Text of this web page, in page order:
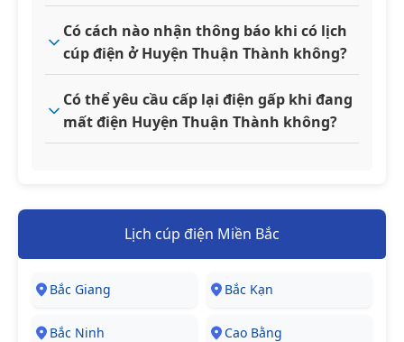
Có cách nào nhận thông báo khi có lịch
cúp điện ở Huyện Thuận Thành không?
Có thể yêu cầu cấp lại điện gấp khi đang
mất điện Huyện Thuận Thành không?
Lịch cúp điện Miền Bắc
Bắc Giang Bắc Kạn
Bắc Ninh Cao Bằng